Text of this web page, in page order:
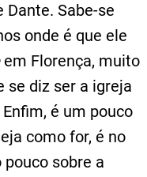
Sabe-se
onde é que ele
em Florença, muito
diz ser a igreja
é um pouco
como for, é no
sobre a